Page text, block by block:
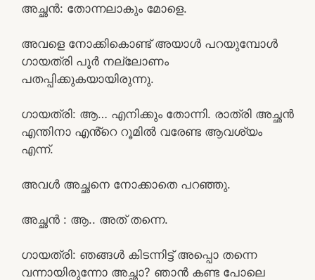
അച്ഛൻ: തോന്നലാകും മോളെ.
അവളെ നോക്കികൊണ്ട് അയാൾ പറയുമ്പോൾ
ഗായത്രി പൂർ നല്ലോണം
പതപ്പിക്കുകയായിരുന്നു.
ഗായത്രി: ആ… എനിക്കും തോന്നി. രാത്രി അച്ഛൻ
എന്തിനാ എൻ്റെ റൂമിൽ വരേണ്ട ആവശ്യം
എന്ന്.
അവൾ അച്ഛനെ നോക്കാതെ പറഞ്ഞു.
അച്ഛൻ : ആ.. അത് തന്നെ.
ഗായത്രി: ഞങ്ങൾ കിടന്നിട്ട് അപ്പൊ തന്നെ
വന്നായിരുന്നോ അച്ഛാ? ഞാൻ കണ്ട പോലെ